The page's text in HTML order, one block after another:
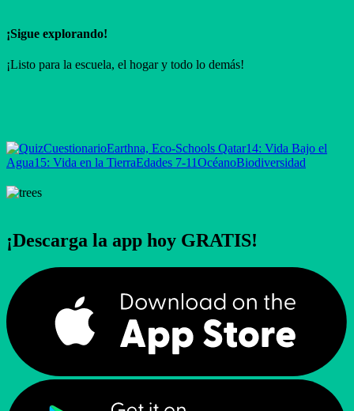
¡Sigue explorando!
¡Listo para la escuela, el hogar y todo lo demás!
CuestionarioEarthna, Eco-Schools Qatar14: Vida Bajo el
Agua15: Vida en la TierraEdades 7-11OcéanoBiodiversidad
¡Descarga la app hoy GRATIS!